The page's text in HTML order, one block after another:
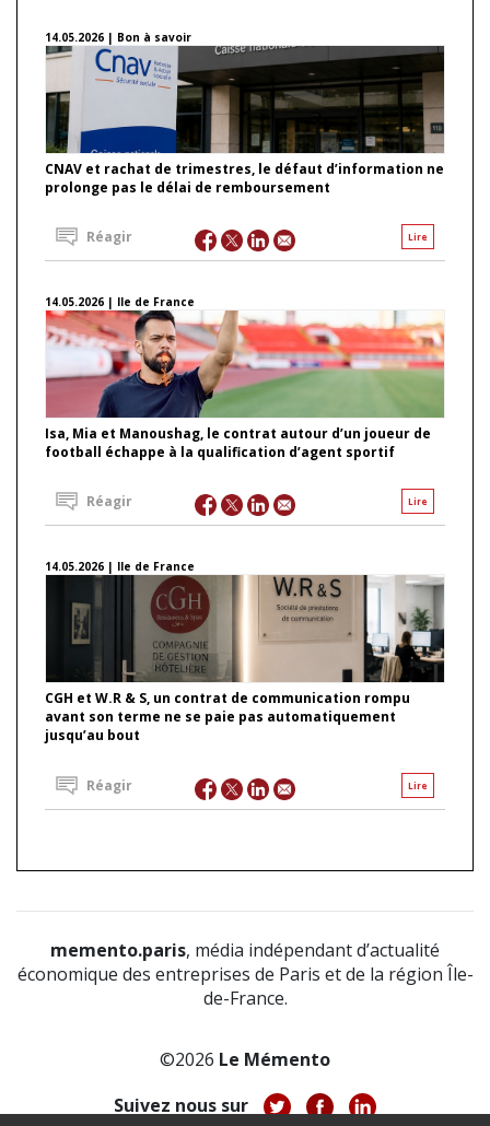
14.05.2026 | Bon à savoir
CNAV et rachat de trimestres, le défaut d’information ne
prolonge pas le délai de remboursement
Lire
Réagir
14.05.2026 | Ile de France
Isa, Mia et Manoushag, le contrat autour d’un joueur de
football échappe à la qualification d’agent sportif
Lire
Réagir
14.05.2026 | Ile de France
CGH et W.R & S, un contrat de communication rompu
avant son terme ne se paie pas automatiquement
jusqu’au bout
Lire
Réagir
memento.paris, média indépendant d’actualité
économique des entreprises de Paris et de la région Île-
de-France.
©2026 Le Mémento
Suivez nous sur